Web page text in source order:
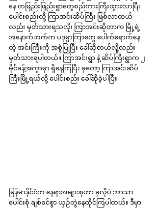
နေ တဖြည်းဖြည်းရွာတွေစည်ကားကြီးထွားလာပြီး
ပေါင်းစည်းလို့ ကြာအင်းဆိပ်ကြီး ဖြစ်လာတယ်
လည်း မှတ်သားရသလို၊ ကြာအင်းဆိုတာက မြို့ရဲ့
အနောက်ဘက်က ပဒုမ္မာကြာတွေ ပေါက်ရောက်နေ
တဲ့ အင်းကြီးကို အစွဲပြုပြီး ခေါ်ဆိုတယ်လို့လည်း
မှတ်သားရပါတယ်။ ကြာအင်းရွာ နဲ့ ဆိပ်ကြီးရွာက ၂
မိုင်ခန့်အကွာမှာ ရှိနေကြပြီး ခုတော့ ကြာအင်းဆိပ်
ကြီးမြို့ရယ်လို့ ပေါင်းစည်း ခေါ်ဆိုခဲ့ပါပြီ။
မြန်မာနိုင်ငံက နေရာအများစုဟာ ခုလိုပဲ ဘာသာ
ပေါင်းစုံ ချစ်ခင်စွာ ယှဉ်တွဲနေထိုင်ကြပါတယ်။ ဒီမှာ